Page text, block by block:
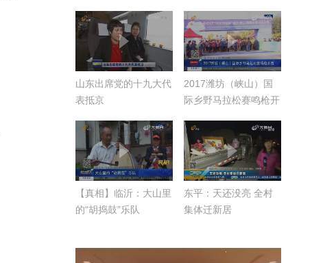
山东出席党的十九大代
表抵京
2017潍坊（峡山）国
际乡野马拉松赛鸣枪开
【真相】临沂：大山里
的“胡捣鼓”乐队
东平：天还没亮 全村
集体迁新居